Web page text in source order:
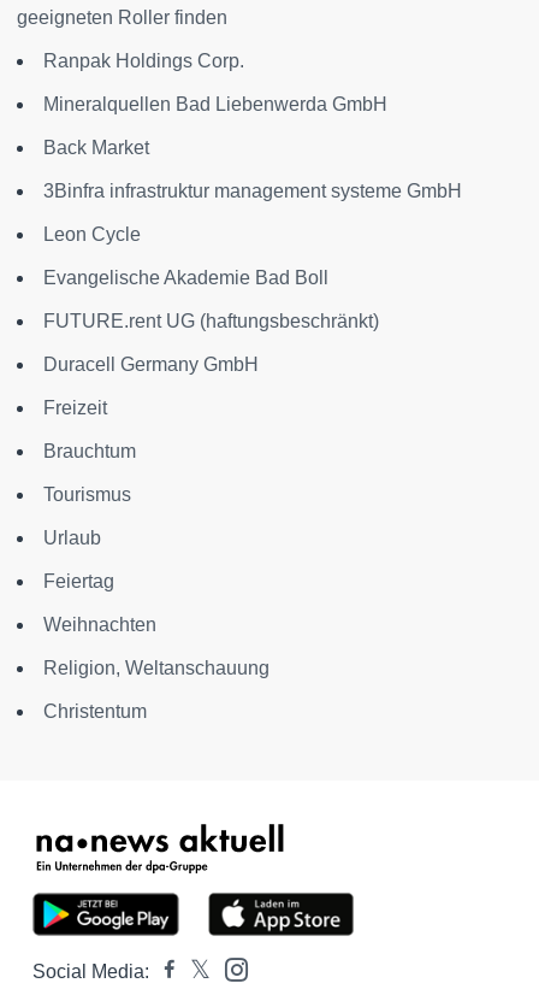
geeigneten Roller finden
Ranpak Holdings Corp.
Mineralquellen Bad Liebenwerda GmbH
Back Market
3Binfra infrastruktur management systeme GmbH
Leon Cycle
Evangelische Akademie Bad Boll
FUTURE.rent UG (haftungsbeschränkt)
Duracell Germany GmbH
Freizeit
Brauchtum
Tourismus
Urlaub
Feiertag
Weihnachten
Religion, Weltanschauung
Christentum
Social Media: